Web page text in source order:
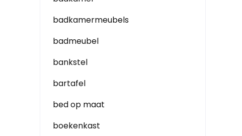
badkamermeubels
badmeubel
bankstel
bartafel
bed op maat
boekenkast